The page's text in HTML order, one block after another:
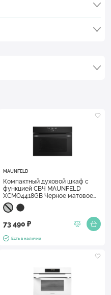
MAUNFELD
Компактный духовой шкаф с
функцией СВЧ MAUNFELD
XCMO4418GB Черное матовое
стекло
73 490 ₽
Есть в наличии